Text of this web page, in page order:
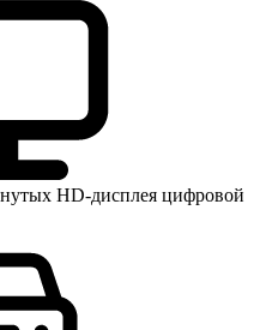
HD-дисплея цифровой